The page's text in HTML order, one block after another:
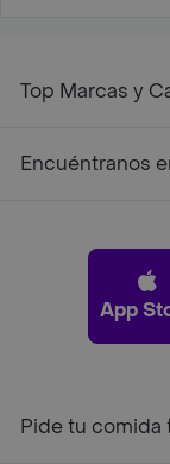
Top Marcas y
Encuéntranos
App
Pide tu comida